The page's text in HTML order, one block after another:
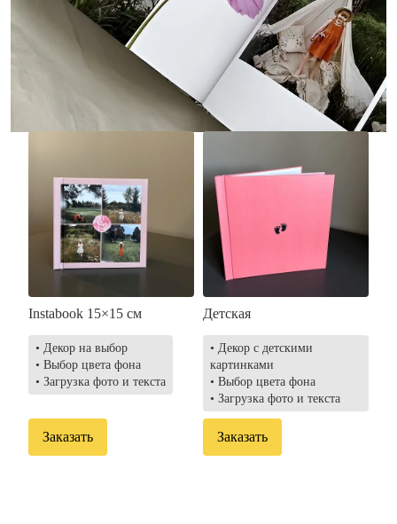
• Выбор цвета фона
• Загрузка фото и текста
акварельных красок
• Выбор цвета фона
• Загрузка фото и текста
Instabook 15×15 см
• Декор на выбор
• Выбор цвета фона
• Загрузка фото и текста
Заказать
Детская
• Декор с детскими
картинками
• Выбор цвета фона
• Загрузка фото и текста
Заказать